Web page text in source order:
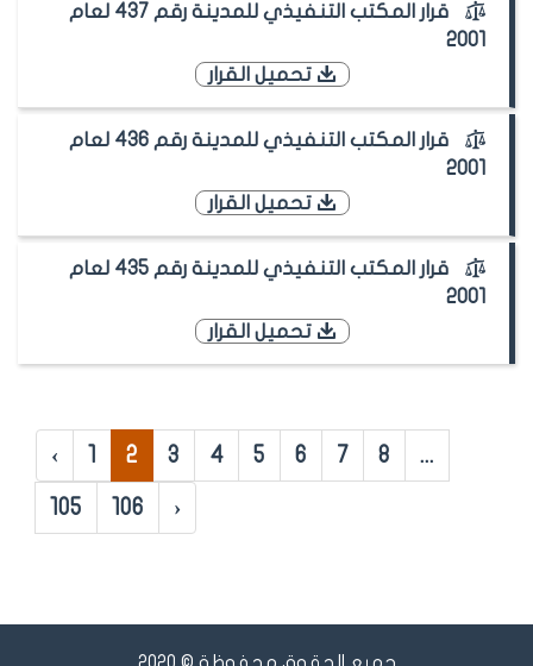
قرار المكتب التنفيذي للمدينة رقم 437 لعام
2001
تحميل القرار
قرار المكتب التنفيذي للمدينة رقم 436 لعام
2001
تحميل القرار
قرار المكتب التنفيذي للمدينة رقم 435 لعام
2001
تحميل القرار
‹ 2 3 4 5 6 7 8 ...
105 106 ›